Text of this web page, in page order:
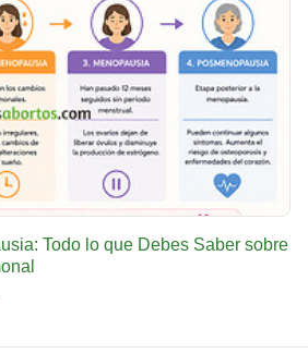
Todo lo que Debes Saber sobre